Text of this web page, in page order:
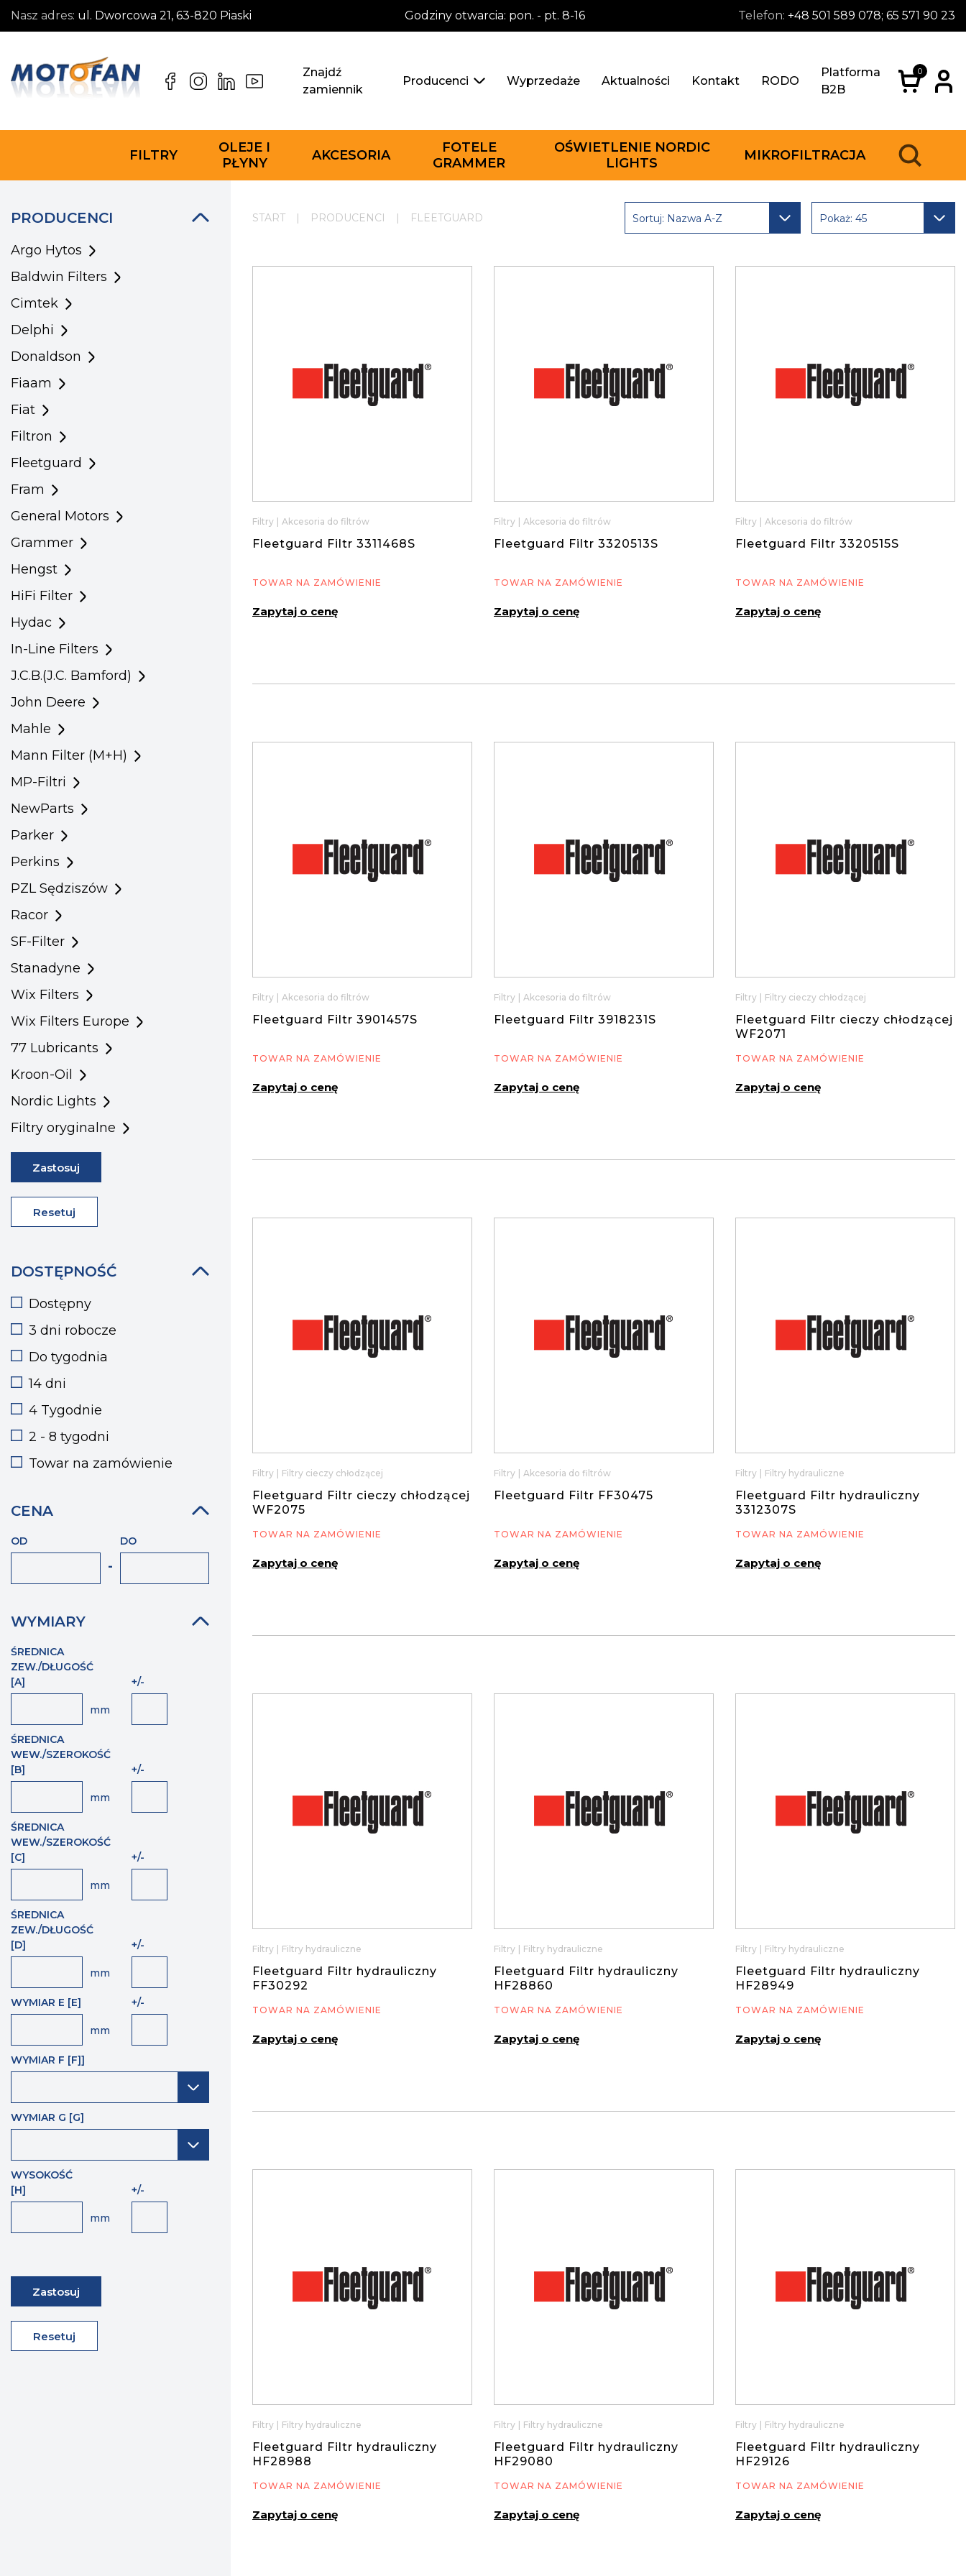
Nasz adres: ul. Dworcowa 21, 63-820 Piaski Godziny otwarcia: pon. - pt. 8-16 Telefon: +48 501 589 078; 65 571 90 23
Znajdź
zamiennik
Producenci Wyprzedaże Aktualności Kontakt RODO
Platforma
B2B
0
FILTRY
OLEJE I
PŁYNY
AKCESORIA
FOTELE
GRAMMER
OŚWIETLENIE NORDIC
LIGHTS
MIKROFILTRACJA
PRODUCENCI
Argo Hytos
Baldwin Filters
Cimtek
Delphi
Donaldson
Fiaam
Fiat
Filtron
Fleetguard
Fram
General Motors
Grammer
Hengst
HiFi Filter
Hydac
In-Line Filters
J.C.B.(J.C. Bamford)
John Deere
Mahle
Mann Filter (M+H)
MP-Filtri
NewParts
Parker
Perkins
PZL Sędziszów
Racor
SF-Filter
Stanadyne
Wix Filters
Wix Filters Europe
77 Lubricants
Kroon-Oil
Nordic Lights
Filtry oryginalne
Zastosuj
Resetuj
DOSTĘPNOŚĆ
Dostępny
3 dni robocze
Do tygodnia
14 dni
4 Tygodnie
2 - 8 tygodni
Towar na zamówienie
CENA
OD
-
DO
WYMIARY
ŚREDNICA
ZEW./DŁUGOŚĆ
[A]
mm
+/-
ŚREDNICA
WEW./SZEROKOŚĆ
[B]
mm
+/-
ŚREDNICA
WEW./SZEROKOŚĆ
[C]
mm
+/-
ŚREDNICA
ZEW./DŁUGOŚĆ
[D]
mm
+/-
WYMIAR E [E]
mm
+/-
WYMIAR F [F]]
WYMIAR G [G]
WYSOKOŚĆ
[H]
mm
+/-
Zastosuj
Resetuj
START | PRODUCENCI | FLEETGUARD Sortuj: Nazwa A-Z Pokaż: 45
Filtry Akcesoria do filtrów
Fleetguard Filtr 3311468S
TOWAR NA ZAMÓWIENIE
Zapytaj o cenę
Filtry Akcesoria do filtrów
Fleetguard Filtr 3320513S
TOWAR NA ZAMÓWIENIE
Zapytaj o cenę
Filtry Akcesoria do filtrów
Fleetguard Filtr 3320515S
TOWAR NA ZAMÓWIENIE
Zapytaj o cenę
Filtry Akcesoria do filtrów
Fleetguard Filtr 3901457S
TOWAR NA ZAMÓWIENIE
Zapytaj o cenę
Filtry Akcesoria do filtrów
Fleetguard Filtr 3918231S
TOWAR NA ZAMÓWIENIE
Zapytaj o cenę
Filtry Filtry cieczy chłodzącej
Fleetguard Filtr cieczy chłodzącej
WF2071
TOWAR NA ZAMÓWIENIE
Zapytaj o cenę
Filtry Filtry cieczy chłodzącej
Fleetguard Filtr cieczy chłodzącej
WF2075
TOWAR NA ZAMÓWIENIE
Zapytaj o cenę
Filtry Akcesoria do filtrów
Fleetguard Filtr FF30475
TOWAR NA ZAMÓWIENIE
Zapytaj o cenę
Filtry Filtry hydrauliczne
Fleetguard Filtr hydrauliczny
3312307S
TOWAR NA ZAMÓWIENIE
Zapytaj o cenę
Filtry Filtry hydrauliczne
Fleetguard Filtr hydrauliczny
FF30292
TOWAR NA ZAMÓWIENIE
Zapytaj o cenę
Filtry Filtry hydrauliczne
Fleetguard Filtr hydrauliczny
HF28860
TOWAR NA ZAMÓWIENIE
Zapytaj o cenę
Filtry Filtry hydrauliczne
Fleetguard Filtr hydrauliczny
HF28949
TOWAR NA ZAMÓWIENIE
Zapytaj o cenę
Filtry Filtry hydrauliczne
Fleetguard Filtr hydrauliczny
HF28988
TOWAR NA ZAMÓWIENIE
Zapytaj o cenę
Filtry Filtry hydrauliczne
Fleetguard Filtr hydrauliczny
HF29080
TOWAR NA ZAMÓWIENIE
Zapytaj o cenę
Filtry Filtry hydrauliczne
Fleetguard Filtr hydrauliczny
HF29126
TOWAR NA ZAMÓWIENIE
Zapytaj o cenę